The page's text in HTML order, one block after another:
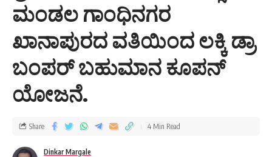
ಮಂಡಲ ಗಾಂಧಿನಗರ
ಖಾನಾಪುರದ ವತಿಯಿಂದ ಲಕ್ಕಿ ಡ್ರಾ
ಬಂಪರ್ ಬಹುಮಾನ ಕೂಪನ್
ಯೋಜನೆ.
Dinkar Margale
Share 4 Min Read